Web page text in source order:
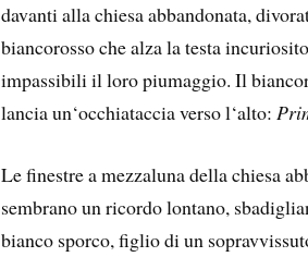
davanti alla chiesa abbandonata,
biancorosso che alza la testa
impassibili il loro piumaggio. Il
lancia un‘occhiataccia verso l‘alto:
Le finestre a mezzaluna della chiesa
sembrano un ricordo lontano,
bianco sporco, figlio di un